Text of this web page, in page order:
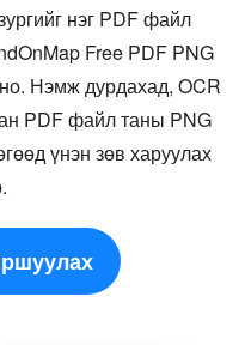
нэг PDF файл
Free PDF PNG
Нэмж дурдахад, OCR
PDF файл таны PNG
үнэн зөв харуулах